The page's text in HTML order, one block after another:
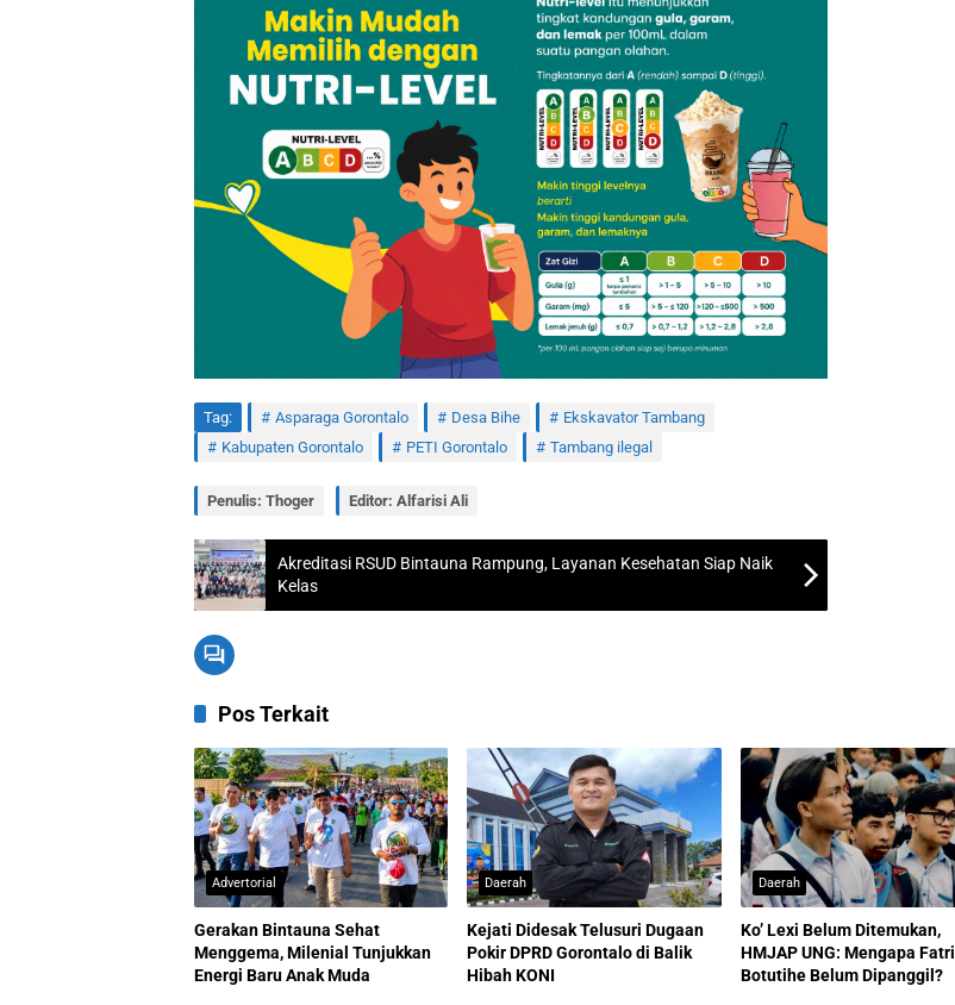
Tag: Asparaga Gorontalo Desa Bihe
Ekskavator Tambang
Kabupaten Gorontalo
PETI Gorontalo Tambang ilegal
Penulis: Thoger Editor: Alfarisi Ali
Akreditasi RSUD Bintauna Rampung, Layanan Kesehatan Siap Naik
Kelas
Pos Terkait
Advertorial
Gerakan Bintauna Sehat
Menggema, Milenial Tunjukkan
Energi Baru Anak Muda
Daerah
Kejati Didesak Telusuri Dugaan
Pokir DPRD Gorontalo di Balik
Hibah KONI
Daerah
Ko’ Lexi Belum Ditemukan,
HMJAP UNG: Mengapa Fatri
Botutihe Belum Dipanggil?